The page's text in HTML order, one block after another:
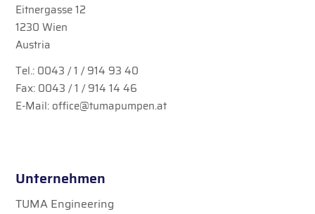
Eitnergasse 12
1230 Wien
Austria
Tel.: 0043 / 1 / 914 93 40
Fax: 0043 / 1 / 914 14 46
E-Mail: office@tumapumpen.at
Unternehmen
TUMA Engineering